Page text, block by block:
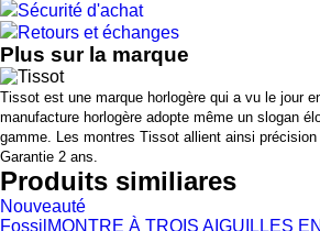
Sécurité d'achat
Retours et échanges
Plus sur la marque
Tissot est une marque horlogère qui a vu le jour
manufacture horlogère adopte même un slogan
gamme. Les montres Tissot allient ainsi
Garantie 2 ans.
Produits similiares
Nouveauté
Fossil MONTRE À TROIS AIGUILLES